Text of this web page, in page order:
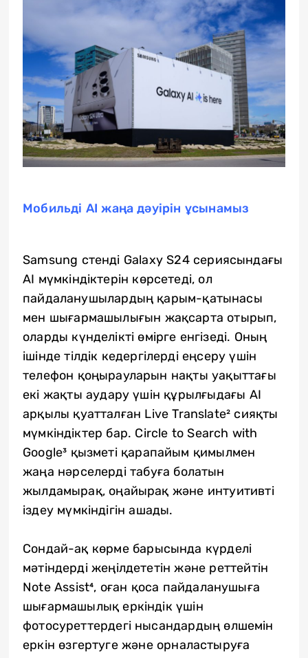
Мобильді AI жаңа дәуірін ұсынамыз
Samsung стенді Galaxy S24 сериясындағы
AI мүмкіндіктерін көрсетеді, ол
пайдаланушылардың қарым-қатынасы
мен шығармашылығын жақсарта отырып,
оларды күнделікті өмірге енгізеді. Оның
ішінде тілдік кедергілерді еңсеру үшін
телефон қоңырауларын нақты уақыттағы
екі жақты аудару үшін құрылғыдағы AI
арқылы қуатталған Live Translate² сияқты
мүмкіндіктер бар. Circle to Search with
Google³ қызметі қарапайым қимылмен
жаңа нәрселерді табуға болатын
жылдамырақ, оңайырақ және интуитивті
іздеу мүмкіндігін ашады.
Сондай-ақ көрме барысында күрделі
мәтіндерді жеңілдететін және реттейтін
Note Assist⁴, оған қоса пайдаланушыға
шығармашылық еркіндік үшін
фотосуреттердегі нысандардың өлшемін
еркін өзгертуге және орналастыруға